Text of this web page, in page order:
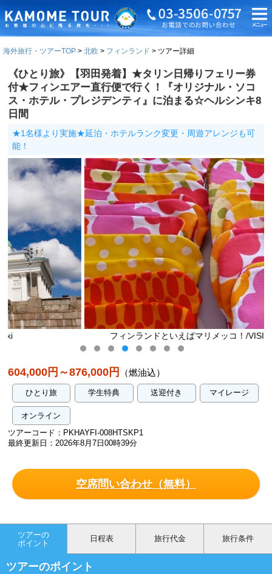
海外旅行・ツアーTOP 北欧 フィンランド ツアー詳細
《ひとり旅》【羽田発着】★タリン日帰りフェリー券
付★フィンエアー直行便で行く！『オリジナル・ソコ
ス・ホテル・プレジデンティ』に泊まる☆ヘルシンキ8
日間
★1名様より実施★延泊・ホテルランク変更・周遊アレンジも可
能！
フィンランドといえばマリメッコ！/VISIT FINLAND
604,000円～876,000円 （燃油込）
ひとり旅 学生特典 送迎付き マイレージ
オンライン
ツアーコード：PKHAYFI-008HTSKP1
最終更新日：2026年8月7日00時39分
空席問い合わせ（無料）
ツアーの
ポイント
日程表 旅行代金 旅行条件
ツアーのポイント